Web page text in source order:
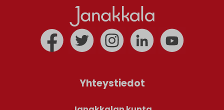
Yhteystiedot